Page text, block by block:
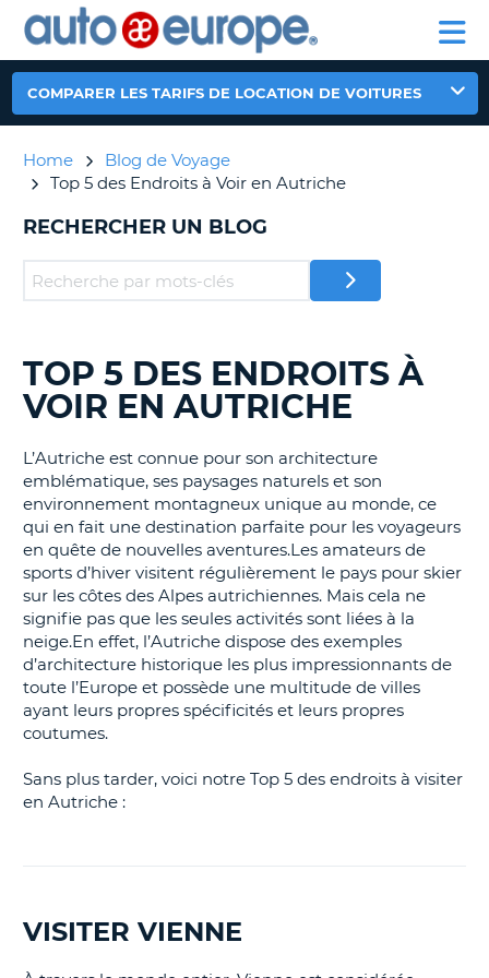
LOCATION
DE
VOITURES
CAMPING-
CAR
PARTENAIRE
SUPPORT
CLIENT
AUTO
EUROPE
LOCATION
DE
VOITURES
CAMPING-
CAR
PARTENAIRE
SUPPORT
CLIENT
COMPTE
RÉSERVATION
CANADA
COMPARER LES TARIFS DE LOCATION DE VOITURES
Home
Blog de Voyage
Top 5 des Endroits à Voir en Autriche
RECHERCHER UN BLOG
RECHERCHER
DES
BLOGS......
TOP 5 DES ENDROITS À
VOIR EN AUTRICHE
L’Autriche est connue pour son architecture
emblématique, ses paysages naturels et son
environnement montagneux unique au monde, ce
qui en fait une destination parfaite pour les voyageurs
en quête de nouvelles aventures.Les amateurs de
sports d’hiver visitent régulièrement le pays pour skier
sur les côtes des Alpes autrichiennes. Mais cela ne
signifie pas que les seules activités sont liées à la
neige.En effet, l’Autriche dispose des exemples
d’architecture historique les plus impressionnants de
toute l’Europe et possède une multitude de villes
ayant leurs propres spécificités et leurs propres
coutumes.
Sans plus tarder, voici notre Top 5 des endroits à visiter
en Autriche :
VISITER VIENNE